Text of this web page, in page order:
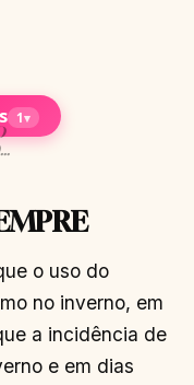
→
1▾
o uso do
no inverno, em
a incidência de
e em dias